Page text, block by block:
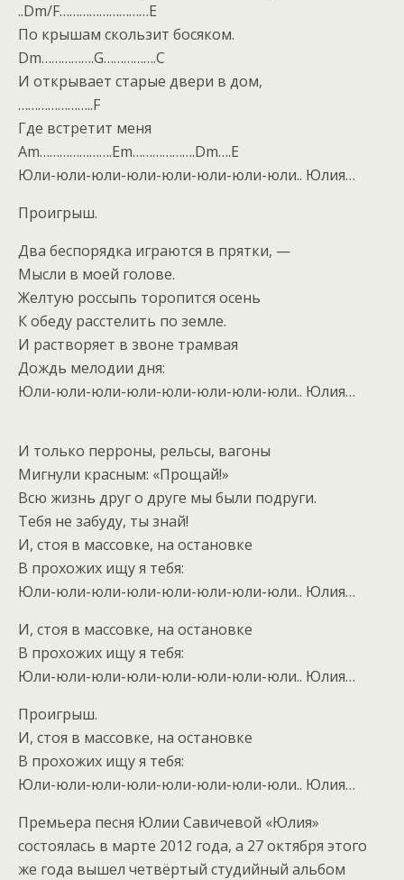
..Dm/F………………………E
По крышам скользит босяком.
Dm…………….G…………….C
И открывает старые двери в дом,
…………………..F
Где встретит меня
Am………………….Em……………….Dm….E
Юли-юли-юли-юли-юли-юли-юли-юли.. Юлия…
Проигрыш.
Два беспорядка играются в прятки, —
Мысли в моей голове.
Желтую россыпь торопится осень
К обеду расстелить по земле.
И растворяет в звоне трамвая
Дождь мелодии дня:
Юли-юли-юли-юли-юли-юли-юли-юли.. Юлия…
И только перроны, рельсы, вагоны
Мигнули красным: «Прощай!»
Всю жизнь друг о друге мы были подруги.
Тебя не забуду, ты знай!
И, стоя в массовке, на остановке
В прохожих ищу я тебя:
Юли-юли-юли-юли-юли-юли-юли-юли.. Юлия…
И, стоя в массовке, на остановке
В прохожих ищу я тебя:
Юли-юли-юли-юли-юли-юли-юли-юли.. Юлия…
Проигрыш.
И, стоя в массовке, на остановке
В прохожих ищу я тебя:
Юли-юли-юли-юли-юли-юли-юли-юли.. Юлия…
Премьера песня Юлии Савичевой «Юлия»
состоялась в марте 2012 года, а 27 октября этого
же года вышел четвёртый студийный альбом